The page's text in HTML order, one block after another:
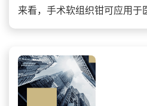
来看，手术软组织钳可应用于